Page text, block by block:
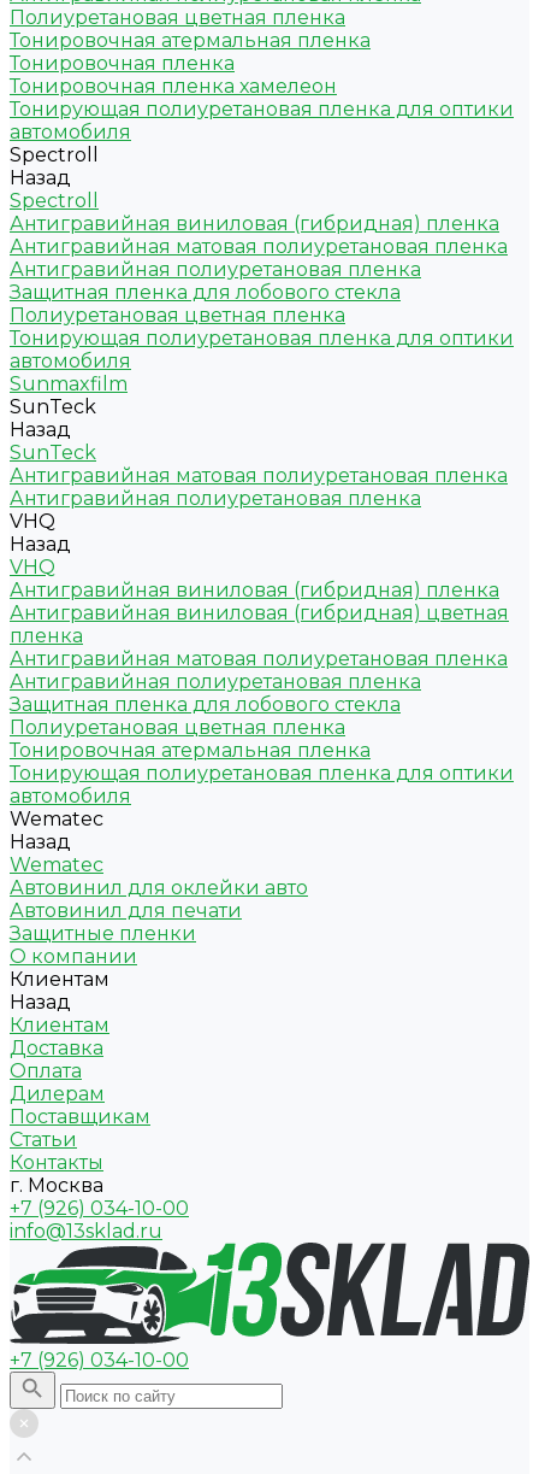
Полиуретановая цветная пленка
Тонировочная атермальная пленка
Тонировочная пленка
Тонировочная пленка хамелеон
Тонирующая полиуретановая пленка для оптики
автомобиля
Spectroll
Назад
Spectroll
Антигравийная виниловая (гибридная) пленка
Антигравийная матовая полиуретановая пленка
Антигравийная полиуретановая пленка
Защитная пленка для лобового стекла
Полиуретановая цветная пленка
Тонирующая полиуретановая пленка для оптики
автомобиля
Sunmaxfilm
SunTeck
Назад
SunTeck
Антигравийная матовая полиуретановая пленка
Антигравийная полиуретановая пленка
VHQ
Назад
VHQ
Антигравийная виниловая (гибридная) пленка
Антигравийная виниловая (гибридная) цветная
пленка
Антигравийная матовая полиуретановая пленка
Антигравийная полиуретановая пленка
Защитная пленка для лобового стекла
Полиуретановая цветная пленка
Тонировочная атермальная пленка
Тонирующая полиуретановая пленка для оптики
автомобиля
Wematec
Назад
Wematec
Автовинил для оклейки авто
Автовинил для печати
Защитные пленки
О компании
Клиентам
Назад
Клиентам
Доставка
Оплата
Дилерам
Поставщикам
Статьи
Контакты
г. Москва
+7 (926) 034-10-00
info@13sklad.ru
+7 (926) 034-10-00